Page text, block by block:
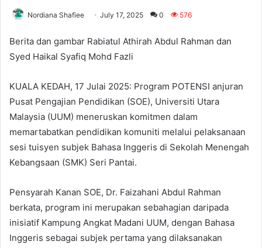
Nordiana Shafiee July 17, 2025 0 576
Berita dan gambar Rabiatul Athirah Abdul Rahman dan
Syed Haikal Syafiq Mohd Fazli
KUALA KEDAH, 17 Julai 2025: Program POTENSI anjuran
Pusat Pengajian Pendidikan (SOE), Universiti Utara
Malaysia (UUM) meneruskan komitmen dalam
memartabatkan pendidikan komuniti melalui pelaksanaan
sesi tuisyen subjek Bahasa Inggeris di Sekolah Menengah
Kebangsaan (SMK) Seri Pantai.
Pensyarah Kanan SOE, Dr. Faizahani Abdul Rahman
berkata, program ini merupakan sebahagian daripada
inisiatif Kampung Angkat Madani UUM, dengan Bahasa
Inggeris sebagai subjek pertama yang dilaksanakan